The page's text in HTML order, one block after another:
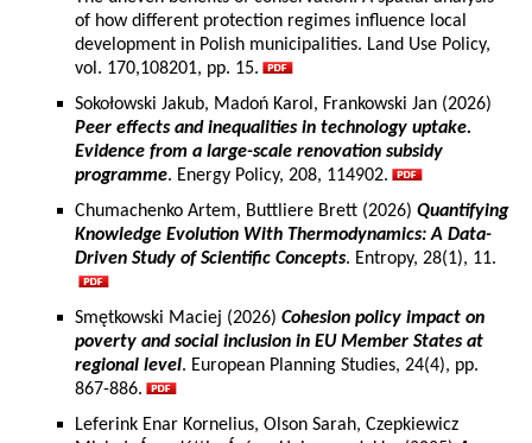
of how different protection regimes influence local
development in Polish municipalities. Land Use Policy,
vol. 170,108201, pp. 15.
Sokołowski Jakub, Madoń Karol, Frankowski Jan (2026)
Peer effects and inequalities in technology uptake.
Evidence from a large-scale renovation subsidy
programme. Energy Policy, 208, 114902.
Chumachenko Artem, Buttliere Brett (2026) Quantifying
Knowledge Evolution With Thermodynamics: A Data-
Driven Study of Scientific Concepts. Entropy, 28(1), 11.
Smętkowski Maciej (2026) Cohesion policy impact on
poverty and social inclusion in EU Member States at
regional level. European Planning Studies, 24(4), pp.
867-886.
Leferink Enar Kornelius, Olson Sarah, Czepkiewicz